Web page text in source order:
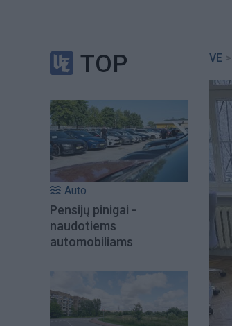
TOP
Auto
Pensijų pinigai -
naudotiems
automobiliams
VE >